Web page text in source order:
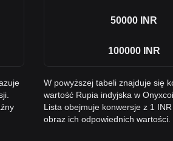
50000 INR
100000 INR
W powyższej tabeli znajduje się
wartość Rupia indyjska w
Lista obejmuje konwersje z 1
obraz ich odpowiednich wartości.